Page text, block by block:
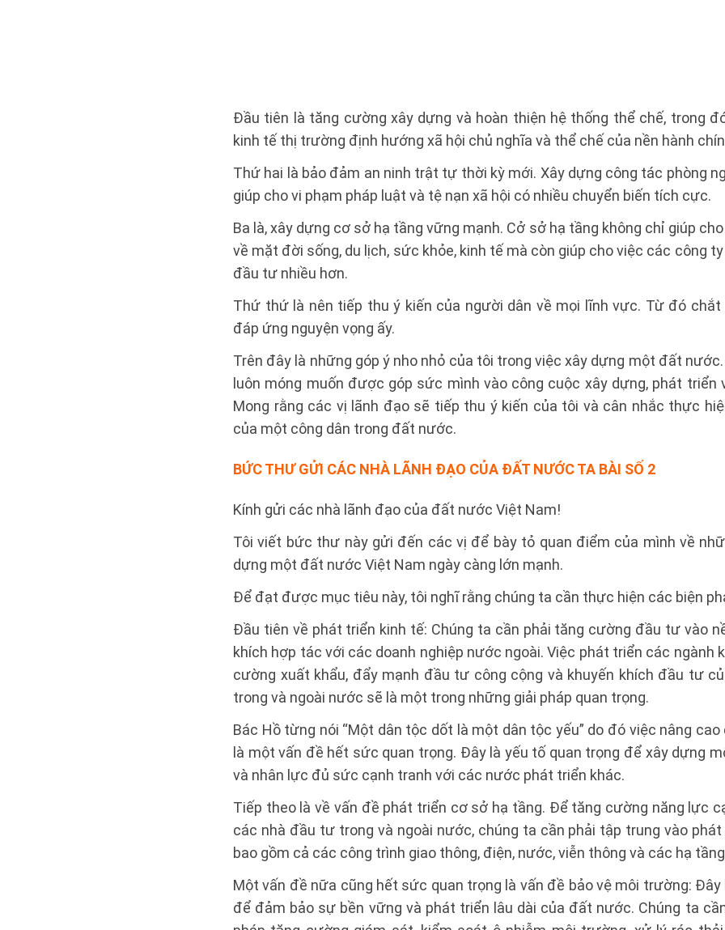
Đầu tiên là tăng cường xây dựng và hoàn thiện hệ thống thể chế, trong
kinh tế thị trường định hướng xã hội chủ nghĩa và thể chế của nền hành
Thứ hai là bảo đảm an ninh trật tự thời kỳ mới. Xây dựng công tác phòng
giúp cho vi phạm pháp luật và tệ nạn xã hội có nhiều chuyển biến tích cực.
Ba là, xây dựng cơ sở hạ tầng vững mạnh. Cở sở hạ tầng không chỉ giúp
về mặt đời sống, du lịch, sức khỏe, kinh tế mà còn giúp cho việc các công
đầu tư nhiều hơn.
Thứ thứ là nên tiếp thu ý kiến của người dân về mọi lĩnh vực. Từ đó
đáp ứng nguyện vọng ấy.
Trên đây là những góp ý nho nhỏ của tôi trong việc xây dựng một đất
luôn móng muốn được góp sức mình vào công cuộc xây dựng, phát triển
Mong rằng các vị lãnh đạo sẽ tiếp thu ý kiến của tôi và cân nhắc thực
của một công dân trong đất nước.
BỨC THƯ GỬI CÁC NHÀ LÃNH ĐẠO CỦA ĐẤT NƯỚC TA BÀI SỐ 2
Kính gửi các nhà lãnh đạo của đất nước Việt Nam!
Tôi viết bức thư này gửi đến các vị để bày tỏ quan điểm của mình về
dựng một đất nước Việt Nam ngày càng lớn mạnh.
Để đạt được mục tiêu này, tôi nghĩ rằng chúng ta cần thực hiện các biện
Đầu tiên về phát triển kinh tế: Chúng ta cần phải tăng cường đầu tư vào
khích hợp tác với các doanh nghiệp nước ngoài. Việc phát triển các ngành
cường xuất khẩu, đẩy mạnh đầu tư công cộng và khuyến khích đầu tư
trong và ngoài nước sẽ là một trong những giải pháp quan trọng.
Bác Hồ từng nói “Một dân tộc dốt là một dân tộc yếu” do đó việc nâng
là một vấn đề hết sức quan trọng. Đây là yếu tố quan trọng để xây dựng
và nhân lực đủ sức cạnh tranh với các nước phát triển khác.
Tiếp theo là về vấn đề phát triển cơ sở hạ tầng. Để tăng cường năng lực
các nhà đầu tư trong và ngoài nước, chúng ta cần phải tập trung vào
bao gồm cả các công trình giao thông, điện, nước, viễn thông và các hạ
Một vấn đề nữa cũng hết sức quan trọng là vấn đề bảo vệ môi trường: Đây
để đảm bảo sự bền vững và phát triển lâu dài của đất nước. Chúng ta